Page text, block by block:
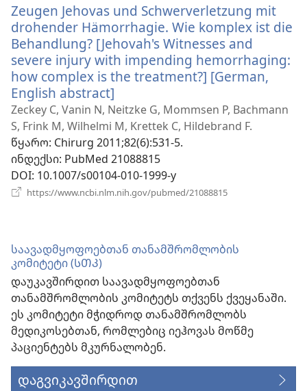
Zeugen Jehovas und Schwerverletzung mit
drohender Hämorrhagie. Wie komplex ist die
Behandlung? [Jehovah's Witnesses and
severe injury with impending hemorrhaging:
how complex is the treatment?] [German,
English abstract]
ახალი
ფანჯარა)
Zeckey C, Vanin N, Neitzke G, Mommsen P, Bachmann
S, Frink M, Wilhelmi M, Krettek C, Hildebrand F.
წყარო‎: Chirurg 2011;82(6):531-5.
ინდექსი‎: PubMed 21088815
DOI‎: 10.1007/s00104-010-1999-y
https://www.ncbi.nlm.nih.gov/pubmed/21088815
საავადმყოფოებთან თანამშრომლობის
კომიტეტი (ᲡᲗᲙ)
დაუკავშირდით საავადმყოფოებთან
თანამშრომლობის კომიტეტს თქვენს ქვეყანაში.
ეს კომიტეტი მჭიდროდ თანამშრომლობს
მედიკოსებთან, რომლებიც იეჰოვას მოწმე
პაციენტებს მკურნალობენ.
დაგვიკავშირდით